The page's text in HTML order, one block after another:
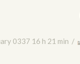
0337 16 h 21 min /